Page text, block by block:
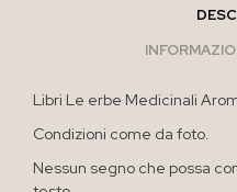
Libri Le erbe Medicinali
Condizioni come da foto.
Nessun segno che possa